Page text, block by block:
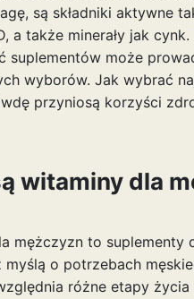
są składniki aktywne
a także minerały jak
suplementów może
wyborów. Jak wybrać
przyniosą korzyści
witaminy dla
mężczyzn to suplementy
myślą o potrzebach
różne etapy